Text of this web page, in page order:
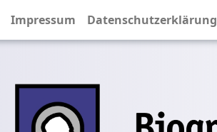
Impressum Datenschutzerklärung